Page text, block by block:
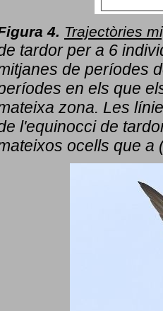
4. Trajectòries
tardor per a 6
de períodes
en els que
zona. Les
l'equinocci de
ocells que a